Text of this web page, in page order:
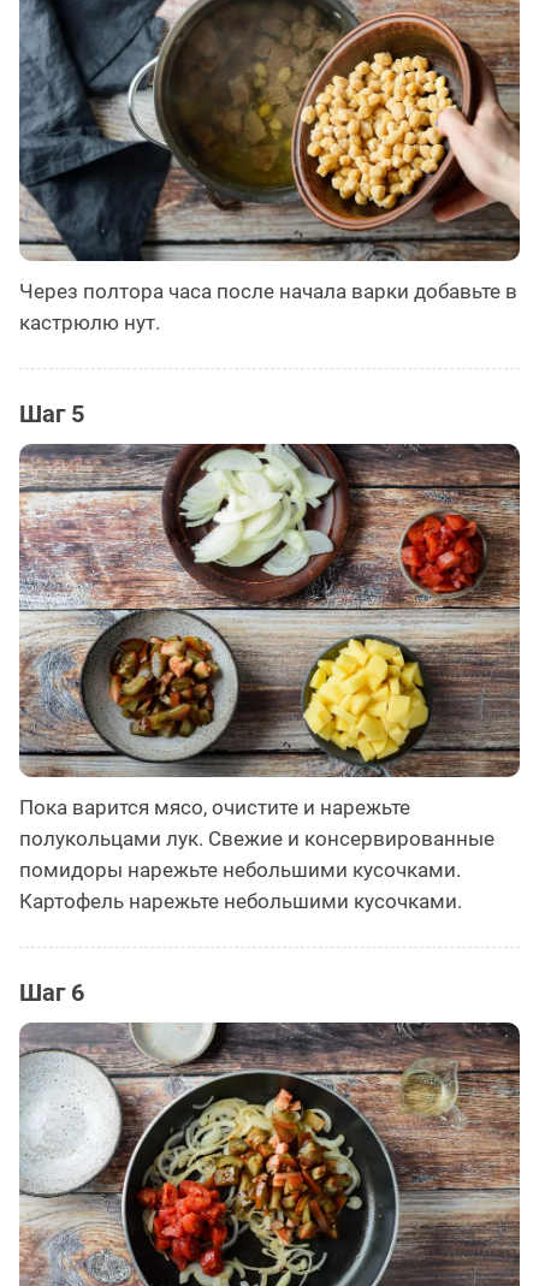
Через полтора часа после начала варки добавьте в
кастрюлю нут.
Шаг 5
Пока варится мясо, очистите и нарежьте
полукольцами лук. Свежие и консервированные
помидоры нарежьте небольшими кусочками.
Картофель нарежьте небольшими кусочками.
Шаг 6